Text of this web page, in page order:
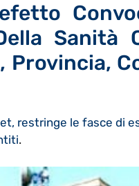
Sanità
Provincia,
restringe le fasce di
.